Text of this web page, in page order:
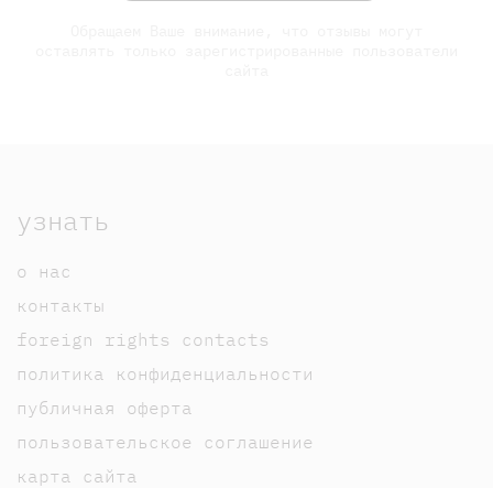
узнать
о нас
контакты
foreign rights contacts
политика конфиденциальности
публичная оферта
пользовательское соглашение
карта сайта